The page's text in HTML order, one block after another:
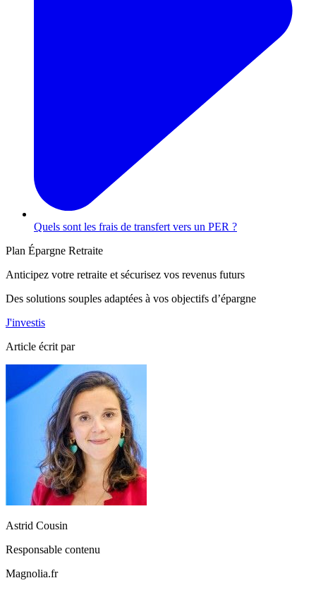
Quels sont les frais de transfert vers un PER ?
Plan Épargne Retraite
Anticipez votre retraite et sécurisez vos revenus futurs
Des solutions souples adaptées à vos objectifs d’épargne
J'investis
Article écrit par
Astrid Cousin
Responsable contenu
Magnolia.fr